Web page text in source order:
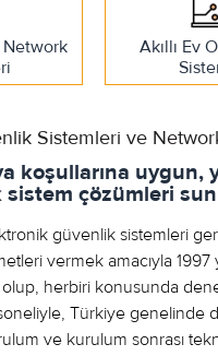
Network
Akıllı Ev
Sistemleri ve
koşullarına uygun,
sistem çözümleri
güvenlik sistemleri
vermek amacıyla 1997
herbiri konusunda
Türkiye genelinde
ve kurulum sonrası